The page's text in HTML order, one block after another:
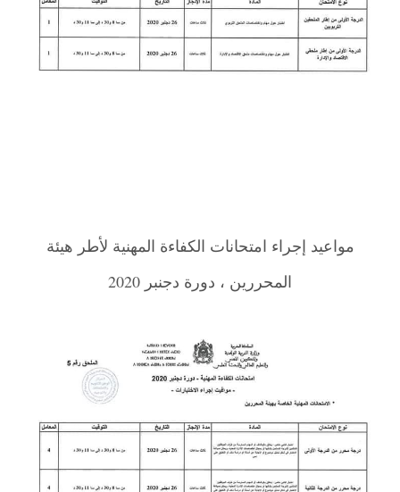
مواعيد إجراء امتحانات الكفاءة المهنية لأطر هيئة
المحررين ، دورة دجنبر 2020